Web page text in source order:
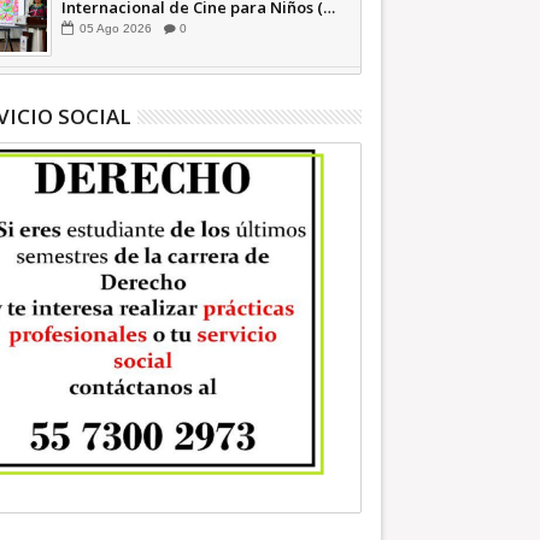
Internacional de Cine para Niños (…
y no tan Niños) +Video INFORMATIVA
05 Ago 2026 0
SOCIAL